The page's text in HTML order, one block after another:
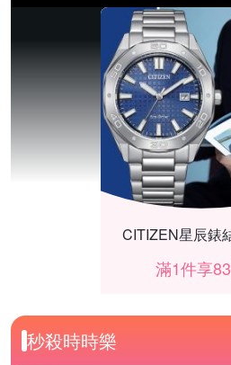
CITIZEN星辰錶
滿1件享
秒殺時時樂